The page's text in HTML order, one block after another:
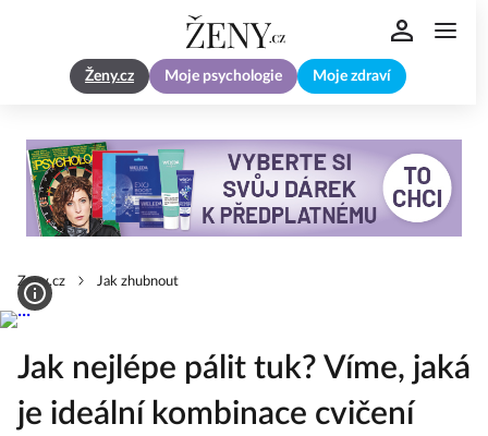
Ženy.cz Moje psychologie Moje zdraví
Zeny.cz Jak zhubnout
Jak nejlépe pálit tuk? Víme, jaká
je ideální kombinace cvičení